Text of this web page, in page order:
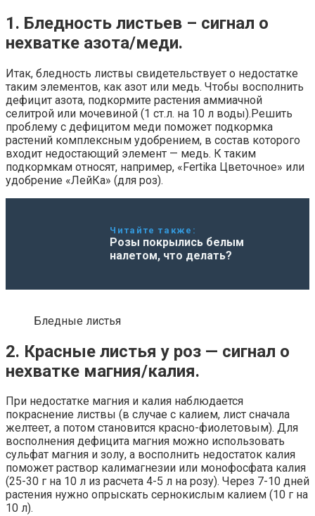
1. Бледность листьев – сигнал о
нехватке азота/меди.
Итак, бледность листвы свидетельствует о недостатке
таким элементов, как азот или медь. Чтобы восполнить
дефицит азота, подкормите растения аммиачной
селитрой или мочевиной (1 ст.л. на 10 л воды).Решить
проблему с дефицитом меди поможет подкормка
растений комплексным удобрением, в состав которого
входит недостающий элемент — медь. К таким
подкормкам относят, например, «Fertika Цветочное» или
удобрение «ЛейКа» (для роз).
Читайте также:
Розы покрылись белым
налетом, что делать?
Бледные листья
2. Красные листья у роз — сигнал о
нехватке магния/калия.
При недостатке магния и калия наблюдается
покраснение листвы (в случае с калием, лист сначала
желтеет, а потом становится красно-фиолетовым). Для
восполнения дефицита магния можно использовать
сульфат магния и золу, а восполнить недостаток калия
поможет раствор калимагнезии или монофосфата калия
(25-30 г на 10 л из расчета 4-5 л на розу). Через 7-10 дней
растения нужно опрыскать сернокислым калием (10 г на
10 л).